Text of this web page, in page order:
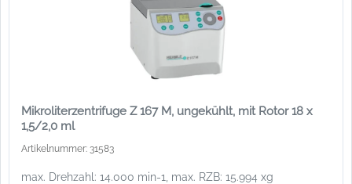
Mikroliterzentrifuge Z 167 M, ungekühlt, mit Rotor 18 x
1,5/2,0 ml
Artikelnummer: 31583
max. Drehzahl: 14.000 min-1, max. RZB: 15.994 xg